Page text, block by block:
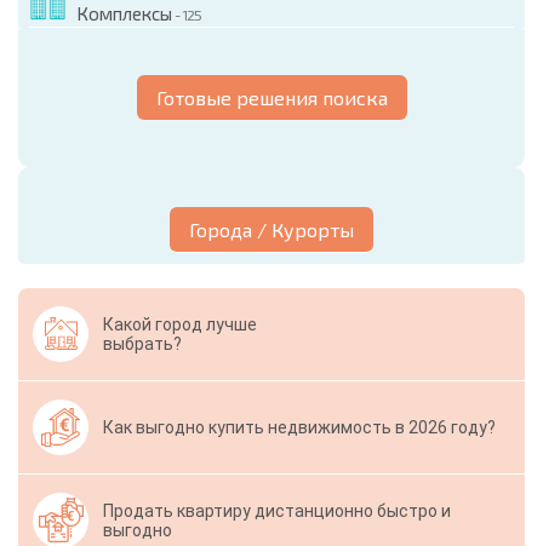
Комплексы - 125
Готовые решения поиска
Города / Курорты
Какой город лучше
выбрать?
Как выгодно купить недвижимость в 2026 году?
Продать квартиру дистанционно быстро и
выгодно